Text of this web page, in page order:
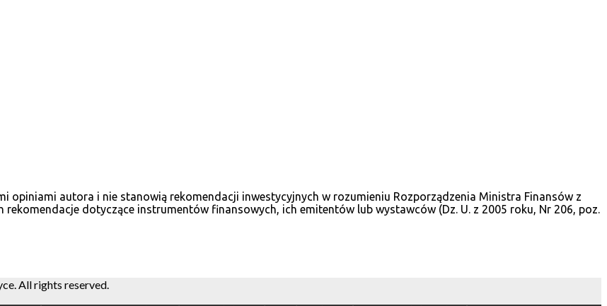
opiniami autora i nie stanowią rekomendacji inwestycyjnych w rozumieniu Rozporządzenia Ministra Finansów z
dotyczące instrumentów finansowych, ich emitentów lub wystawców (Dz. U. z 2005 roku, Nr 206, poz.
All rights reserved.